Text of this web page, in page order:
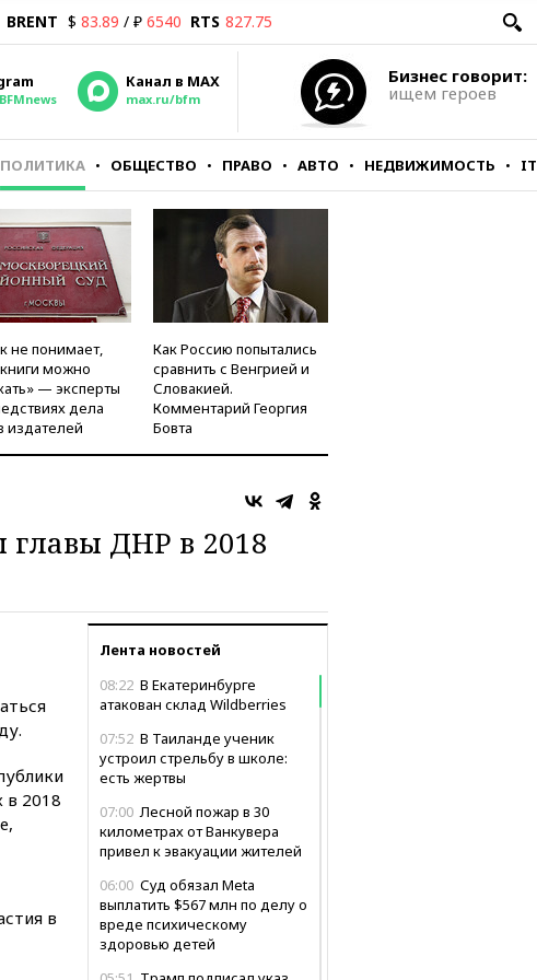
BRENT $ 83.89 / ₽ 6540 RTS 827.75
Канал в MAX
max.ru/bfm
Бизнес говорит:
ищем героев
ПОЛИТИКА ОБЩЕСТВО ПРАВО АВТО НЕДВИЖИМОСТЬ IT
не понимает,
можно
— эксперты
дела
издателей
Как Россию попытались
сравнить с Венгрией и
Словакией.
Комментарий Георгия
Бовта
главы ДНР в 2018
Лента новостей
08:22 В Екатеринбурге
атакован склад Wildberries
07:52 В Таиланде ученик
устроил стрельбу в школе:
есть жертвы
07:00 Лесной пожар в 30
километрах от Ванкувера
привел к эвакуации жителей
06:00 Суд обязал Meta
выплатить $567 млн по делу о
вреде психическому
здоровью детей
в 2018
в